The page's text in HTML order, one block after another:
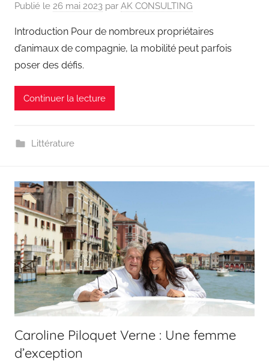
Publié le 26 mai 2023 par AK CONSULTING
Introduction Pour de nombreux propriétaires
d’animaux de compagnie, la mobilité peut parfois
poser des défis.
Continuer la lecture
Littérature
Caroline Piloquet Verne : Une femme
d’exception